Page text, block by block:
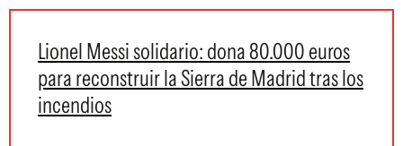
Lionel Messi solidario: dona 80.000 euros
para reconstruir la Sierra de Madrid tras los
incendios